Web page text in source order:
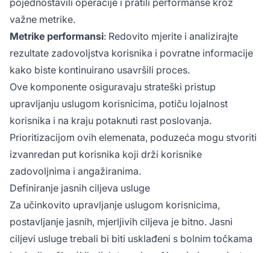
pojednostavili operacije i pratili performanse kroz
važne metrike.
Metrike performansi: Redovito mjerite i analizirajte
rezultate zadovoljstva korisnika i povratne informacije
kako biste kontinuirano usavršili proces.
Ove komponente osiguravaju strateški pristup
upravljanju uslugom korisnicima, potiču lojalnost
korisnika i na kraju potaknuti rast poslovanja.
Prioritizacijom ovih elemenata, poduzeća mogu stvoriti
izvanredan put korisnika koji drži korisnike
zadovoljnima i angažiranima.
Definiranje jasnih ciljeva usluge
Za učinkovito upravljanje uslugom korisnicima,
postavljanje jasnih, mjerljivih ciljeva je bitno. Jasni
ciljevi usluge trebali bi biti usklađeni s bolnim točkama